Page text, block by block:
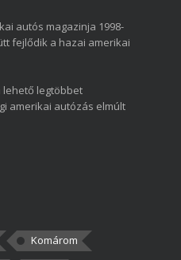
autós magazinja 1998-
fejlődik a hazai amerikai
lehető legtöbbet
amerikai autózás elmúlt
Komárom